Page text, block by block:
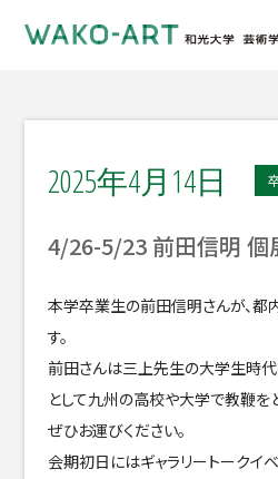
2025年4月14日
4/26-5/23 前田信明 個
本学卒業生の前田信明さんが、都
す。
前田さんは三上先生の大学生時
として九州の高校や大学で教鞭を
ぜひお運びください。
会期初日にはギャラリートークイ